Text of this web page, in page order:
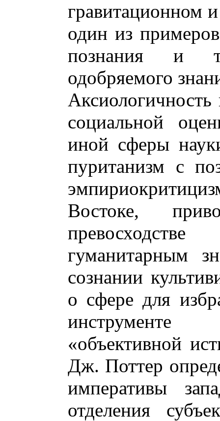
гравитационном
один из
познания и
одобряемого
Аксиологичность
социальной
иной сферы
пуританизм с
Востоке,
гуманитарным
сознании
о сфере для
«объективной
Дж. Поттер
императивы
отделения